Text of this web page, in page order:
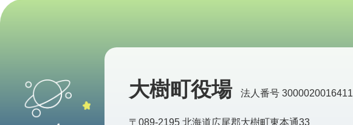
大樹町役場 法人番号 3000020016411
〒089-2195 北海道広尾郡大樹町東本通33